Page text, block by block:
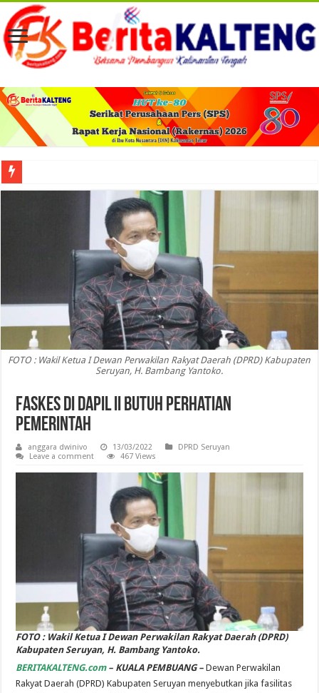
Viral! Selama Dua Bulan Lebih Siltap Serta Tunjangan Pemdes dan BPD di
FOTO : Wakil Ketua I Dewan Perwakilan Rakyat Daerah (DPRD) Kabupaten
Seruyan, H. Bambang Yantoko.
Faskes di Dapil II Butuh Perhatian
Pemerintah
anggara dwinivo 13/03/2022
DPRD Seruyan
Leave a comment
467 Views
FOTO : Wakil Ketua I Dewan Perwakilan Rakyat Daerah (DPRD)
Kabupaten Seruyan, H. Bambang Yantoko.
BERITAKALTENG.com– KUALA PEMBUANG – Dewan Perwakilan
Rakyat Daerah (DPRD) Kabupaten Seruyan menyebutkan jika fasilitas